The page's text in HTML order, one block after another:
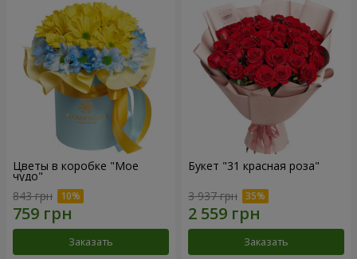
Цветы в коробке "Мое
чудо"
843 грн
Заказать
Букет "31 красная роза"
3 937 грн
Заказать